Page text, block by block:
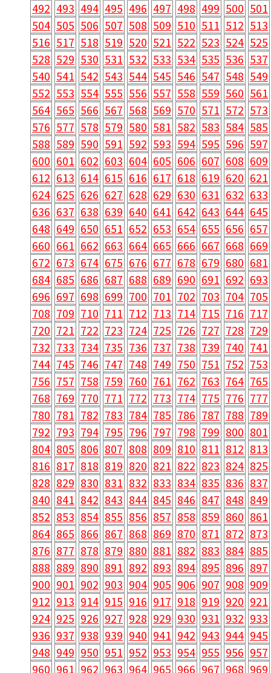
492 493 494 495 496 497 498 499 500 501
504 505 506 507 508 509 510 511 512 513
516 517 518 519 520 521 522 523 524 525
528 529 530 531 532 533 534 535 536 537
540 541 542 543 544 545 546 547 548 549
552 553 554 555 556 557 558 559 560 561
564 565 566 567 568 569 570 571 572 573
576 577 578 579 580 581 582 583 584 585
588 589 590 591 592 593 594 595 596 597
600 601 602 603 604 605 606 607 608 609
612 613 614 615 616 617 618 619 620 621
624 625 626 627 628 629 630 631 632 633
636 637 638 639 640 641 642 643 644 645
648 649 650 651 652 653 654 655 656 657
660 661 662 663 664 665 666 667 668 669
672 673 674 675 676 677 678 679 680 681
684 685 686 687 688 689 690 691 692 693
696 697 698 699 700 701 702 703 704 705
708 709 710 711 712 713 714 715 716 717
720 721 722 723 724 725 726 727 728 729
732 733 734 735 736 737 738 739 740 741
744 745 746 747 748 749 750 751 752 753
756 757 758 759 760 761 762 763 764 765
768 769 770 771 772 773 774 775 776 777
780 781 782 783 784 785 786 787 788 789
792 793 794 795 796 797 798 799 800 801
804 805 806 807 808 809 810 811 812 813
816 817 818 819 820 821 822 823 824 825
828 829 830 831 832 833 834 835 836 837
840 841 842 843 844 845 846 847 848 849
852 853 854 855 856 857 858 859 860 861
864 865 866 867 868 869 870 871 872 873
876 877 878 879 880 881 882 883 884 885
888 889 890 891 892 893 894 895 896 897
900 901 902 903 904 905 906 907 908 909
912 913 914 915 916 917 918 919 920 921
924 925 926 927 928 929 930 931 932 933
936 937 938 939 940 941 942 943 944 945
948 949 950 951 952 953 954 955 956 957
960 961 962 963 964 965 966 967 968 969